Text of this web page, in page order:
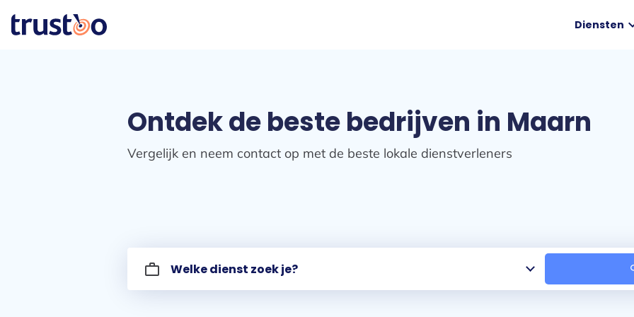
Diensten
Ontdek de beste bedrijven in Maarn
Vergelijk en neem contact op met de beste lokale dienstverleners
work_outline